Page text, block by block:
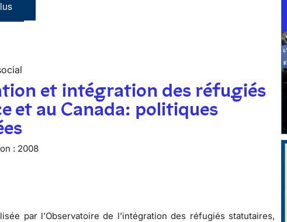
et intégration des réfugiés
et au Canada: politiques
: 2008
par l’Observatoire de l’intégration des réfugiés statutaires,